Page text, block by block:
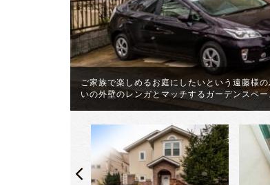
ご家族で楽しめるお庭にしたいという遠藤様
いの外壁のレンガとマッチするガーデンスペ